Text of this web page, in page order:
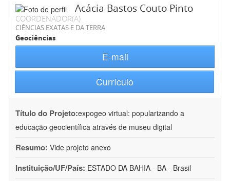
Acácia Bastos Couto Pinto
COORDENADOR(A)
CIÊNCIAS EXATAS E DA TERRA
Geociências
E-mail
Currículo
Título do Projeto:expogeo virtual: popularizando a
educação geocientífica através de museu digital
Resumo: Vide projeto anexo
Instituição/UF/País: ESTADO DA BAHIA - BA - Brasil